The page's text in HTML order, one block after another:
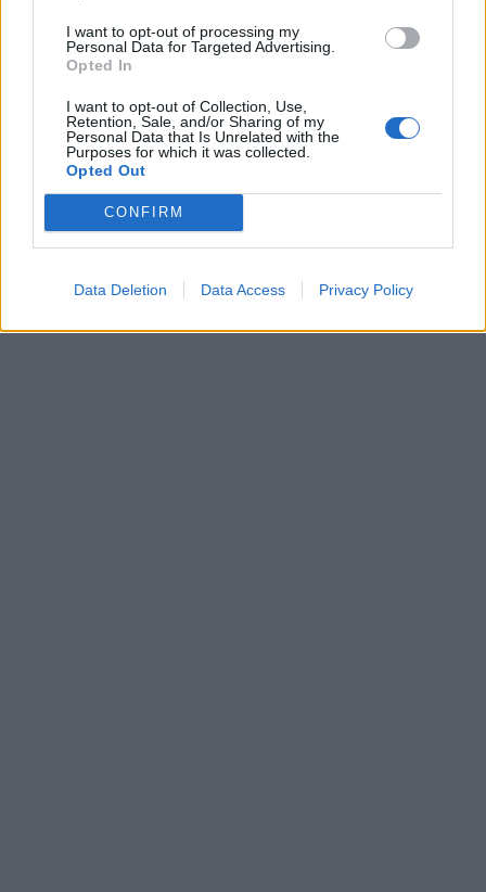
I want to opt-out of processing my
Personal Data for Targeted Advertising.
Opted In
I want to opt-out of Collection, Use,
Retention, Sale, and/or Sharing of my
Personal Data that Is Unrelated with the
Purposes for which it was collected.
Opted Out
CONFIRM
Data Deletion Data Access Privacy Policy